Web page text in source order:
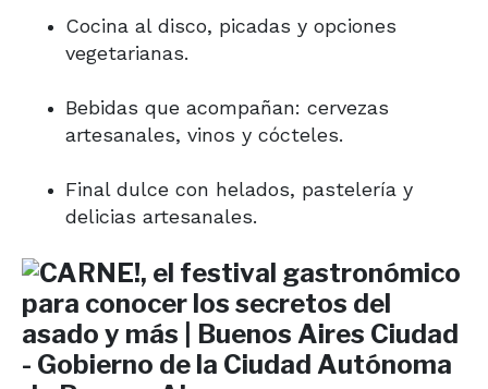
Cocina al disco, picadas y opciones
vegetarianas.
Bebidas que acompañan: cervezas
artesanales, vinos y cócteles.
Final dulce con helados, pastelería y
delicias artesanales.